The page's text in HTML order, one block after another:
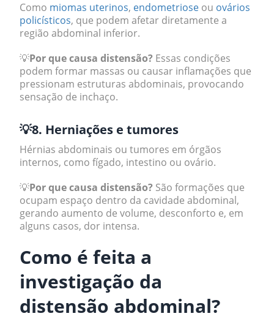
Como miomas uterinos, endometriose ou ovários
policísticos, que podem afetar diretamente a
região abdominal inferior.
💡Por que causa distensão? Essas condições
podem formar massas ou causar inflamações que
pressionam estruturas abdominais, provocando
sensação de inchaço.
💡8. Herniações e tumores
Hérnias abdominais ou tumores em órgãos
internos, como fígado, intestino ou ovário.
💡Por que causa distensão? São formações que
ocupam espaço dentro da cavidade abdominal,
gerando aumento de volume, desconforto e, em
alguns casos, dor intensa.
Como é feita a
investigação da
distensão abdominal?